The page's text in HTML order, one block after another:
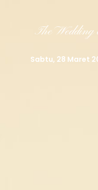
The Wedding
Sabtu, 28 Maret